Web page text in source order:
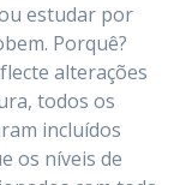
estudar por
Porquê?
alterações
todos os
incluídos
os níveis de